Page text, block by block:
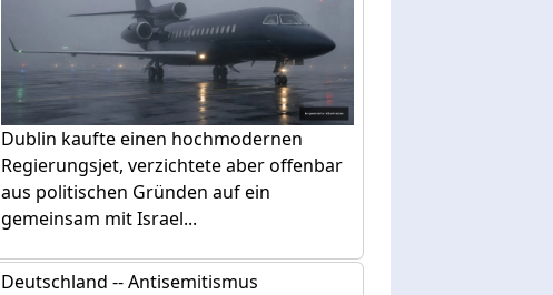
Dublin kaufte einen hochmodernen
Regierungsjet, verzichtete aber offenbar
aus politischen Gründen auf ein
gemeinsam mit Israel...
Deutschland -- Antisemitismus